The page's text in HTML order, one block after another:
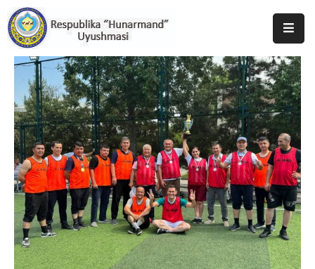
Bosh
Sahifa
Uyushma
Haqida
Tadbirlar
Milliy
Katalog
Matbuot
Xizmati